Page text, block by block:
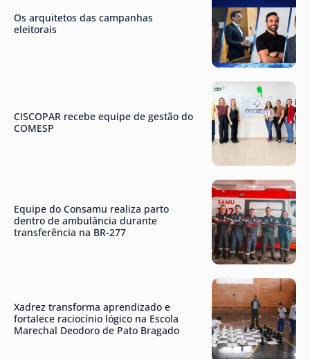
Os arquitetos das campanhas
eleitorais
CISCOPAR recebe equipe de gestão do
COMESP
Equipe do Consamu realiza parto
dentro de ambulância durante
transferência na BR-277
Xadrez transforma aprendizado e
fortalece raciocínio lógico na Escola
Marechal Deodoro de Pato Bragado